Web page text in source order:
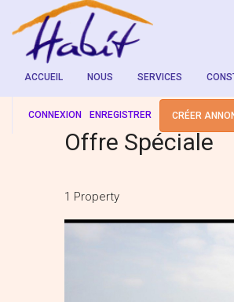
ACCUEIL NOUS SERVICES
CONNEXION ENREGISTRER CRÉER
Offre Spéciale
1 Property